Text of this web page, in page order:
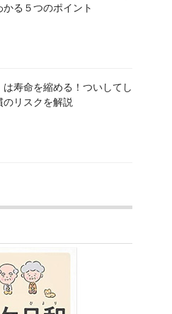
かる５つのポイント
は寿命を縮める！ついしてし
のリスクを解説